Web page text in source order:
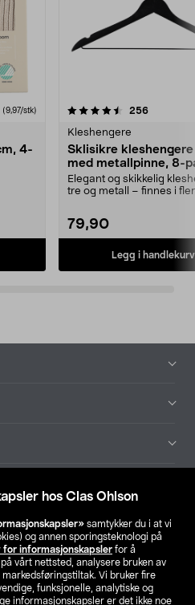
hos Clas Ohlson
samtykker du i at vi
og annen sporingsteknologi på
for informasjonskapsler for å
vårt nettsted, analysere bruken av
Vi bruker fire
funksjonelle, analytiske og
informasjonskapsler er det ikke noe
(9,97/stk)
4-
256
Kleshengere
Sklisikre
med metallpinne, 8-
Elegant og skikkelig
tre og metall – finnes i
79,90
Legg i handlekurv
4.5av 5 stjerner
din butikk